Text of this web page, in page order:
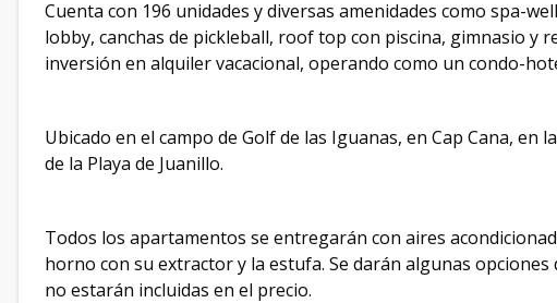
Cuenta con 196 unidades y diversas amenidades como spa-
lobby, canchas de pickleball, roof top con piscina, gimnasio y
inversión en alquiler vacacional, operando como un condo-
Ubicado en el campo de Golf de las Iguanas, en Cap Cana, en
de la Playa de Juanillo.
Todos los apartamentos se entregarán con aires
horno con su extractor y la estufa. Se darán algunas
no estarán incluidas en el precio.